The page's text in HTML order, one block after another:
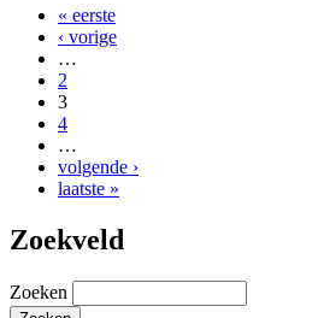
« eerste
‹ vorige
…
2
3
4
…
volgende ›
laatste »
Zoekveld
Zoeken